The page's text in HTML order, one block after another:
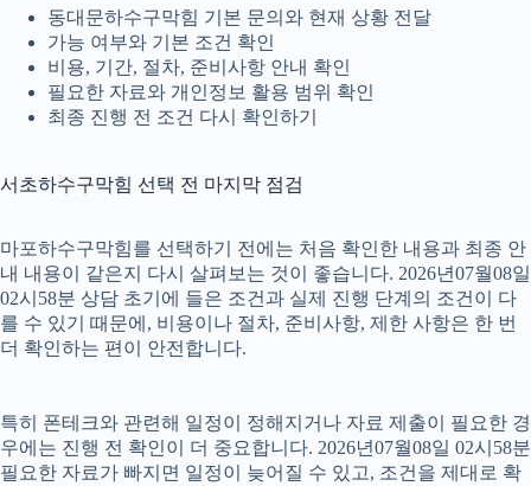
동대문하수구막힘 기본 문의와 현재 상황 전달
가능 여부와 기본 조건 확인
비용, 기간, 절차, 준비사항 안내 확인
필요한 자료와 개인정보 활용 범위 확인
최종 진행 전 조건 다시 확인하기
서초하수구막힘 선택 전 마지막 점검
마포하수구막힘를 선택하기 전에는 처음 확인한 내용과 최종 안
내 내용이 같은지 다시 살펴보는 것이 좋습니다. 2026년07월08일
02시58분 상담 초기에 들은 조건과 실제 진행 단계의 조건이 다
를 수 있기 때문에, 비용이나 절차, 준비사항, 제한 사항은 한 번
더 확인하는 편이 안전합니다.
특히 폰테크와 관련해 일정이 정해지거나 자료 제출이 필요한 경
우에는 진행 전 확인이 더 중요합니다. 2026년07월08일 02시58분
필요한 자료가 빠지면 일정이 늦어질 수 있고, 조건을 제대로 확